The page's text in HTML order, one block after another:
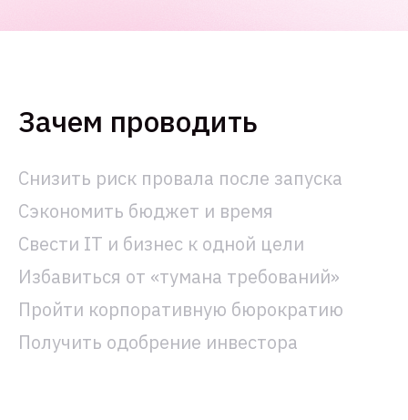
Зачем проводить
Снизить риск провала после запуска
Сэкономить бюджет и время
Свести IT и бизнес к одной цели
Избавиться от «тумана требований»
Пройти корпоративную бюрократию
Получить одобрение инвестора